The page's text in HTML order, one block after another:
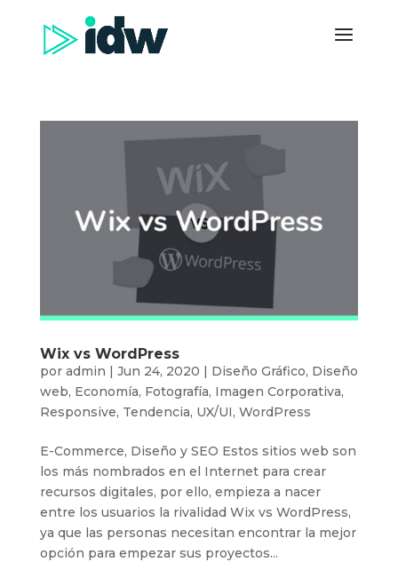
Wix vs WordPress
por admin | Jun 24, 2020 | Diseño Gráfico, Diseño
web, Economía, Fotografía, Imagen Corporativa,
Responsive, Tendencia, UX/UI, WordPress
E-Commerce, Diseño y SEO Estos sitios web son
los más nombrados en el Internet para crear
recursos digitales, por ello, empieza a nacer
entre los usuarios la rivalidad Wix vs WordPress,
ya que las personas necesitan encontrar la mejor
opción para empezar sus proyectos...